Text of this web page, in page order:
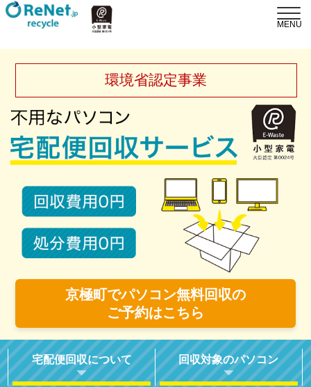
環境省認定事業
京極町でパソコン無料回収の
ご予約はこちら
宅配便回収について 回収対象のパソコン